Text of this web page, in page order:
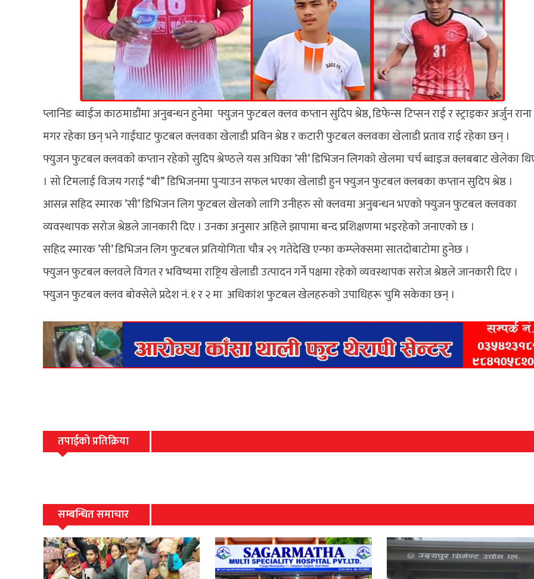
प्लानिङ ब्वाईज काठमाडौंमा अनुबन्धन हुनेमा फ्युजन फुटबल क्लव कप्तान सुदिप श्रेष्ठ, डिफेन्स टिप्सन राई र स्ट्राइकर अर्जुन राना
मगर रहेका छन् भने गाईघाट फुटबल क्लवका खेलाडी प्रविन श्रेष्ठ र कटारी फुटबल क्लवका खेलाडी प्रताव राई रहेका छन् ।
फ्युजन फुटबल क्लवकाे कप्तान रहेकाे सुदिप श्रेण्ठले यस अघिका ’सी’ डिभिजन लिगको खेलमा चर्च ब्वाइज क्लबबाट खेलेका
। सो टिमलाई विजय गराई “बी” डिभिजनमा पुर्‍याउन सफल भएका खेलाडी हुन फ्युजन फुटबल क्लबका कप्तान सुदिप श्रेष्ठ ।
आसन्न सहिद स्मारक ’सी’ डिभिजन लिग फुटबल खेलको लागि उनीहरु सो क्लवमा अनुबन्धन भएको फ्युजन फुटबल क्लवका
व्यवस्थापक सरोज श्रेष्ठले जानकारी दिए । उनका अनुसार अहिले झापामा बन्द प्रशिक्षणमा भइरहेको जनाएको छ ।
सहिद स्मारक ’सी’ डिभिजन लिग फुटबल प्रतियोगिता चौत्र २९ गतेदेखि एन्फा कम्प्लेक्समा सातदोबाटोमा हुनेछ ।
फ्युजन फुटबल क्लवले विगत र भविष्यमा राष्ट्रिय खेलाडी उत्पादन गर्ने पक्षमा रहेको व्यवस्थापक सरोज श्रेष्ठले जानकारी दिए ।
फ्युजन फुटबल क्लव बोक्सेले प्रदेश नं. १ र २ मा अधिकांश फुटबल खेलहरुको उपाधिहरू चुमि सकेका छन् ।
तपाईको प्रतिक्रिया
सम्बन्धित समाचार